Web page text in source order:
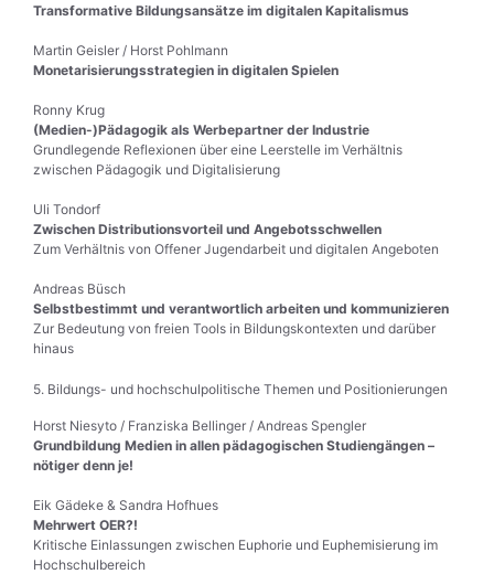
Transformative Bildungsansätze im digitalen Kapitalismus
Martin Geisler / Horst Pohlmann
Monetarisierungsstrategien in digitalen Spielen
Ronny Krug
(Medien-)Pädagogik als Werbepartner der Industrie
Grundlegende Reflexionen über eine Leerstelle im Verhältnis
zwischen Pädagogik und Digitalisierung
Uli Tondorf
Zwischen Distributionsvorteil und Angebotsschwellen
Zum Verhältnis von Offener Jugendarbeit und digitalen Angeboten
Andreas Büsch
Selbstbestimmt und verantwortlich arbeiten und kommunizieren
Zur Bedeutung von freien Tools in Bildungskontexten und darüber
hinaus
5. Bildungs- und hochschulpolitische Themen und Positionierungen
Horst Niesyto / Franziska Bellinger / Andreas Spengler
Grundbildung Medien in allen pädagogischen Studiengängen –
nötiger denn je!
Eik Gädeke & Sandra Hofhues
Mehrwert OER?!
Kritische Einlassungen zwischen Euphorie und Euphemisierung im
Hochschulbereich